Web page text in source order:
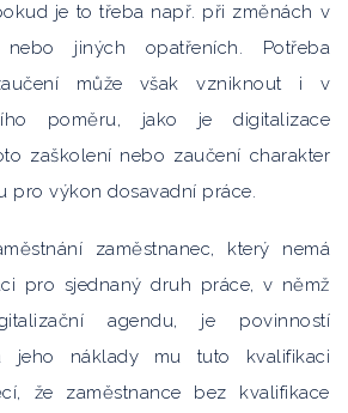
je to třeba např. při změnách v
jiných opatřeních. Potřeba
může však vzniknout i v
poměru, jako je digitalizace
zaškolení nebo zaučení charakter
pro výkon dosavadní práce.
zaměstnanec, který nemá
pro sjednaný druh práce, v němž
agendu, je povinností
jeho náklady mu tuto kvalifikaci
že zaměstnance bez kvalifikace